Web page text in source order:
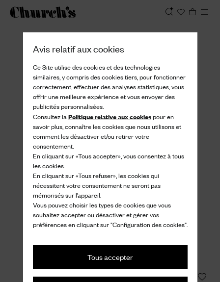
Avis relatif aux cookies
Ce Site utilise des cookies et des technologies
similaires, y compris des cookies tiers, pour fonctionner
correctement, effectuer des analyses statistiques, vous
offrir une meilleure expérience et vous envoyer des
publicités personnalisées.
Consultez la Politique relative aux cookiespour en
savoir plus, connaître les cookies que nous utilisons et
comment les désactiver et/ou retirer votre
consentement.
En cliquant sur «Tous accepter», vous consentez à tous
les cookies.
En cliquant sur «Tous refuser», les cookies qui
nécessitent votre consentement ne seront pas
mémorisés sur l’appareil.
Vous pouvez choisir les types de cookies que vous
souhaitez accepter ou désactiver et gérer vos
préférences en cliquant sur "Configuration des cookies".
Tous accepter
Afficher